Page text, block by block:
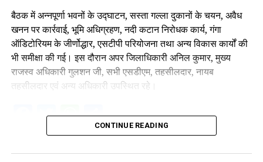
बैठक में अन्नपूर्णा भवनों के उद्घाटन, सस्ता गल्ला दुकानों के चयन, अवैध
खनन पर कार्रवाई, भूमि अधिग्रहण, नदी कटान निरोधक कार्य, गंगा
ऑडिटोरियम के जीर्णोद्धार, एसटीपी परियोजना तथा अन्य विकास कार्यों की
भी समीक्षा की गई। इस दौरान अपर जिलाधिकारी अनिल कुमार, मुख्य
राजस्व अधिकारी गुलशन जी, सभी एसडीएम, तहसीलदार, नायब
तहसीलदार एवं अन्य अधिकारी उपस्थित रहे।
Facebook
Twitter
WhatsApp
Share
CONTINUE READING